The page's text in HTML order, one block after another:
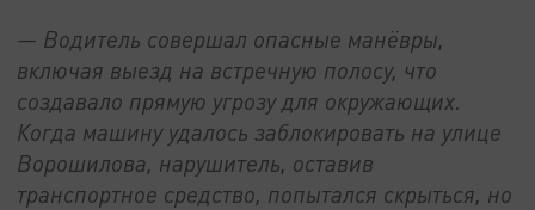
— Водитель совершал опасные манёвры,
включая выезд на встречную полосу, что
создавало прямую угрозу для окружающих.
Когда машину удалось заблокировать на улице
Ворошилова, нарушитель, оставив
транспортное средство, попытался скрыться, но